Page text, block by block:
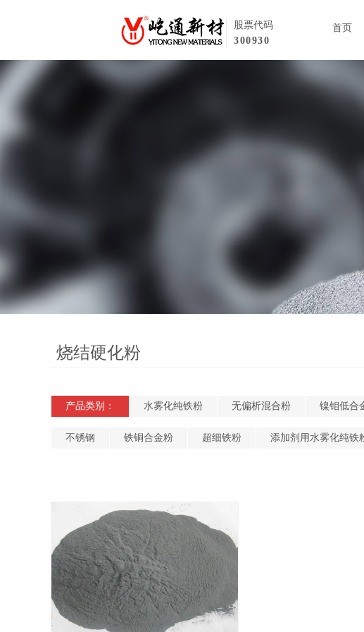
股票代码
300930
首页
烧结硬化粉
产品类别： 水雾化纯铁粉 无偏析混合粉 镍钼低合
不锈钢 铁铜合金粉 超细铁粉 添加剂用水雾化纯铁